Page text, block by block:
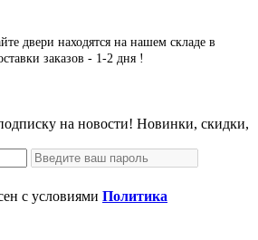
двери находятся на нашем складе в
заказов - 1-2 дня !
на новости! Новинки, скидки,
с условиями Политика